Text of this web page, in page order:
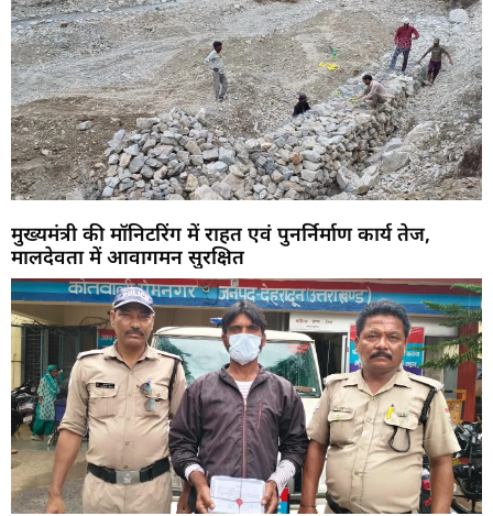
मुख्यमंत्री की मॉनिटरिंग में राहत एवं पुनर्निर्माण कार्य तेज,
मालदेवता में आवागमन सुरक्षित